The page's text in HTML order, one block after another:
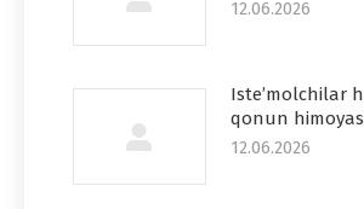
12.06.2026
Iste’molchilar
qonun
12.06.2026